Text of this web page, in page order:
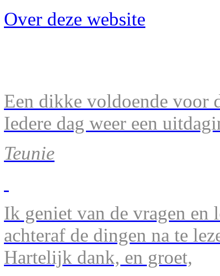
Over deze website
Een dikke voldoende voor
Iedere dag weer een
Teunie
Ik geniet van de vragen en
achteraf de dingen na te
Hartelijk dank, en groet,